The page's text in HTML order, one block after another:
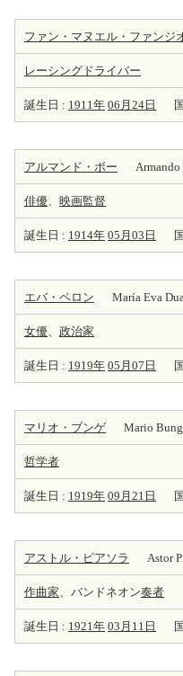
ファン・マヌエル・ファンジ
レーシングドライバー
誕生日 : 1911年 06月24日
アルマンド・ボー Armando
俳優、 映画監督
誕生日 : 1914年 05月03日
エバ・ペロン María Eva
女優、 政治家
誕生日 : 1919年 05月07日
マリオ・ブンゲ Mario
哲学者
誕生日 : 1919年 09月21日
アストル・ピアソラ Astor
作曲家、バンドネオン奏者
誕生日 : 1921年 03月11日